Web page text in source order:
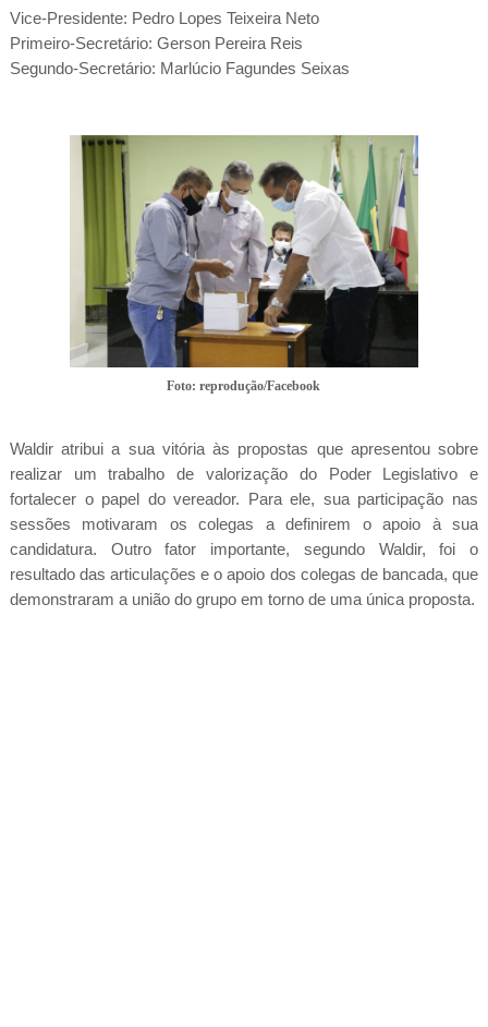
Vice-Presidente: Pedro Lopes Teixeira Neto
Primeiro-Secretário: Gerson Pereira Reis
Segundo-Secretário: Marlúcio Fagundes Seixas
Foto: reprodução/Facebook
Waldir atribui a sua vitória às propostas que apresentou sobre
realizar um trabalho de valorização do Poder Legislativo e
fortalecer o papel do vereador. Para ele, sua participação nas
sessões motivaram os colegas a definirem o apoio à sua
candidatura. Outro fator importante, segundo Waldir, foi o
resultado das articulações e o apoio dos colegas de bancada, que
demonstraram a união do grupo em torno de uma única proposta.